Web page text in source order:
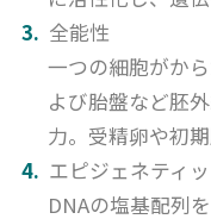
全能性
一つの細胞がか
よび胎盤など胚
力。受精卵や初
エピジェネティ
DNAの塩基配列